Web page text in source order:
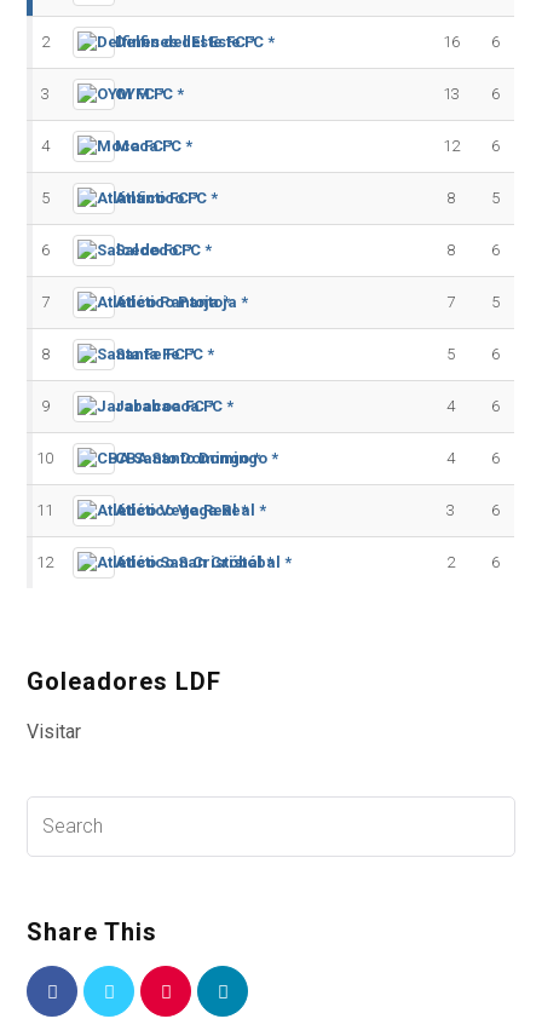
2 Delfines del Este FC * 16 6
3 OYM FC * 13 6
4 Moca FC * 12 6
5 Atlántico FC * 8 5
6 Salcedo FC * 8 6
7 Atlético Pantoja * 7 5
8 Santa Fe FC * 5 6
9 Jarabacoa FC * 4 6
10 CBA Santo Domingo * 4 6
11 Atlético Vega Real * 3 6
12 Atlético San Cristóbal * 2 6
Goleadores LDF
Visitar
Share This